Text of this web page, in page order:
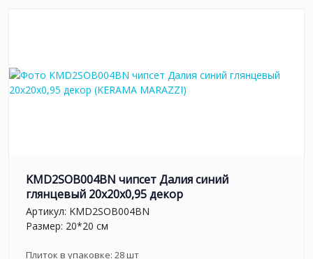
KMD2SOB004BN чипсет Далия синий
глянцевый 20x20x0,95 декор
Артикул: KMD2SOB004BN
Размер: 20*20 см
Плиток в упаковке: 28шт